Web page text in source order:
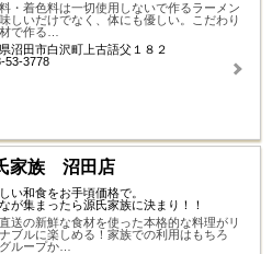
・着色料は一切使用しないで作るラーメン
しいだけでなく、体にも優しい。こだわり
で作る…
沼田市白沢町上古語父１８２
53-3778
家族 沼田店
い和食をお手頃価格で。
が集まったら源氏家族に決まり！！
送の新鮮な食材を使った本格的な料理がリ
ブルに楽しめる！家族での利用はもちろ
ループか…